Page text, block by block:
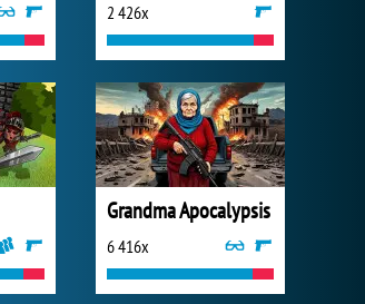
2 426x
Grandma Apocalypsis
6 416x